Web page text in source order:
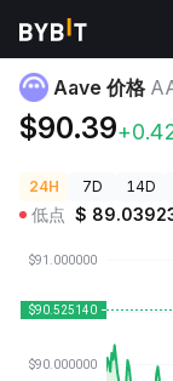
加密货币价格
Aave 价格
$90.39
24H 7D 14D
低点 $